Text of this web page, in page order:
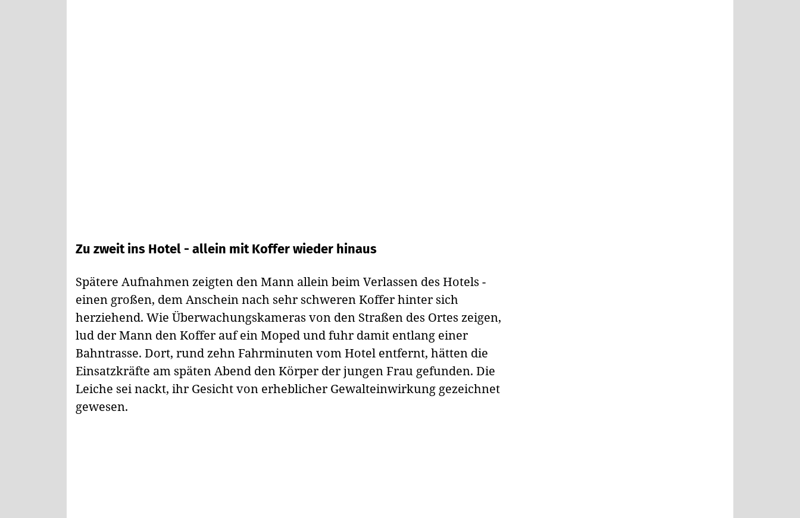
Zu zweit ins Hotel - allein mit Koffer wieder hinaus
Spätere Aufnahmen zeigten den Mann allein beim Verlassen des Hotels -
einen großen, dem Anschein nach sehr schweren Koffer hinter sich
herziehend. Wie Überwachungskameras von den Straßen des Ortes zeigen,
lud der Mann den Koffer auf ein Moped und fuhr damit entlang einer
Bahntrasse. Dort, rund zehn Fahrminuten vom Hotel entfernt, hätten die
Einsatzkräfte am späten Abend den Körper der jungen Frau gefunden. Die
Leiche sei nackt, ihr Gesicht von erheblicher Gewalteinwirkung gezeichnet
gewesen.